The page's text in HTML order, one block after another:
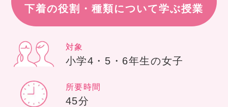
下着の役割・種類について学ぶ授業
対象
小学4・5・6年生の女子
所要時間
45分